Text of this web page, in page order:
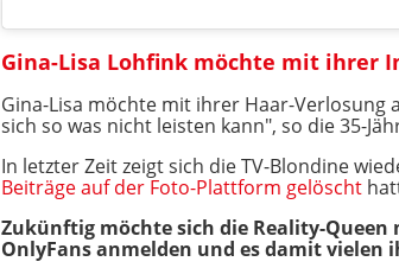
Gina-Lisa Lohfink möchte mit ihrer
Gina-Lisa möchte mit ihrer Haar-Verlosung
sich so was nicht leisten kann", so die 35-
In letzter Zeit zeigt sich die TV-Blondine
Beiträge auf der Foto-Plattform gelöscht
Zukünftig möchte sich die Reality-
OnlyFans anmelden und es damit